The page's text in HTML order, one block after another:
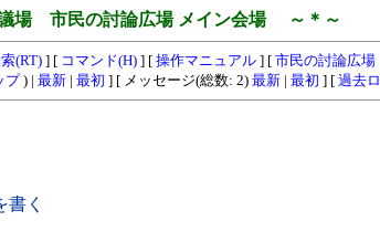
場 市民の討論広場 メイン会場 ～＊～
(RT)] [ コマンド(H)] [ 操作マニュアル] [ 市民の討論広
プ) | 最新| 最初 ] [ メッセージ(総数: 2) 最新| 最初 ] [ 過去
く